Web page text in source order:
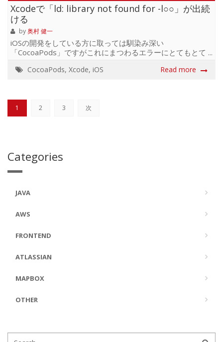
を待っていたんです!! これを待っていたんです!!!!! もうこれ
一つあれば全て解決です。 Githubのページを見て頂け...
Xcodeで「ld: library not found for -l○○」が出続
ける
by奥村 健一
iOSの開発をしている方に取っては馴染み深い
「CocoaPods」ですがこれにまつわるエラーにとてもとて
for -lPods clang: error: linker command failed with exit
found for -l○○」というエラーが発生します。 これは○○に当
てはまるライブラリが読み込めず、コンパイルに失敗した
際に...
CocoaPods, Xcode, iOS Read more
1 2 3 次
Categories
JAVA
AWS
FRONTEND
ATLASSIAN
MAPBOX
OTHER